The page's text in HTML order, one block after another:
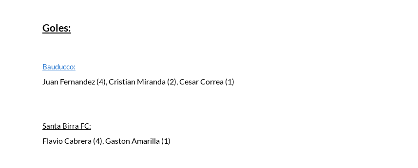
Goles:
Bauducco:
Juan Fernandez (4), Cristian Miranda (2), Cesar Correa (1)
Santa Birra FC:
Flavio Cabrera (4), Gaston Amarilla (1)